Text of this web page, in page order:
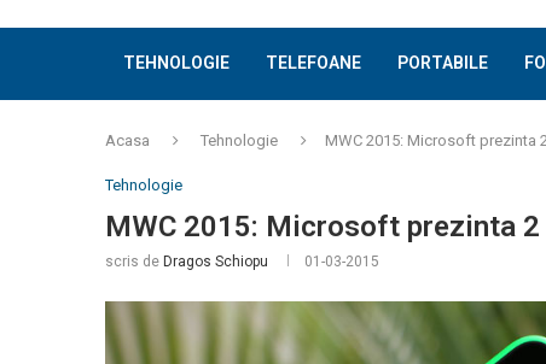
TEHNOLOGIE TELEFOANE PORTABILE
Acasa Tehnologie MWC 2015: Microsoft prezinta
Tehnologie
MWC 2015: Microsoft prezinta
scris de Dragos Schiopu 01-03-2015